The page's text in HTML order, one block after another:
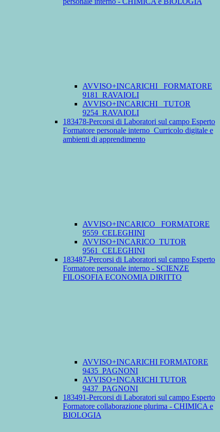
AVVISO+INCARICHI_ FORMATORE
9181_RAVAIOLI
AVVISO+INCARICHI_ TUTOR
9254_RAVAIOLI
183478-Percorsi di Laboratori sul campo Esperto
Formatore personale interno_Curricolo digitale e
ambienti di apprendimento
AVVISO+INCARICO_ FORMATORE
9559_CELEGHINI
AVVISO+INCARICO_TUTOR
9561_CELEGHINI
183487-Percorsi di Laboratori sul campo Esperto
Formatore personale interno - SCIENZE
FILOSOFIA ECONOMIA DIRITTO
AVVISO+INCARICHI FORMATORE
9435_PAGNONI
AVVISO+INCARICHI TUTOR
9437_PAGNONI
183491-Percorsi di Laboratori sul campo Esperto
Formatore collaborazione plurima - CHIMICA e
BIOLOGIA